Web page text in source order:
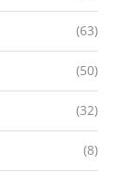
(63)
(50)
(32)
(8)